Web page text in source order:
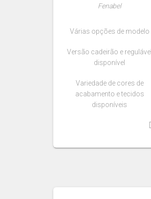
Fenabel
Várias opções de modelo
Versão cadeirão e regulável
disponível
Variedade de cores de
acabamento e tecidos
disponíveis